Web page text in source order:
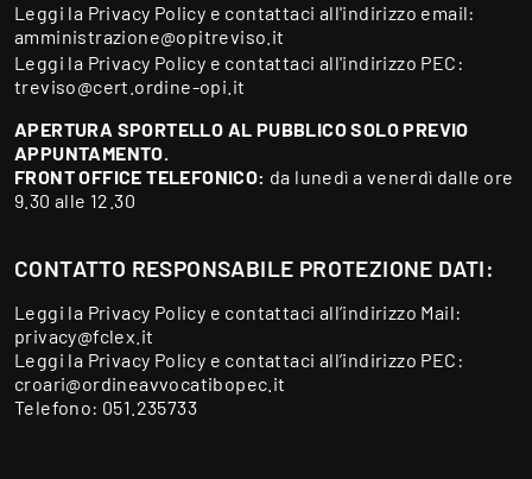
Leggi la Privacy Policy e contattaci all'indirizzo email:
amministrazione@opitreviso.it
Leggi la Privacy Policy e contattaci all'indirizzo PEC:
treviso@cert.ordine-opi.it
APERTURA SPORTELLO AL PUBBLICO SOLO PREVIO
APPUNTAMENTO.
FRONT OFFICE TELEFONICO: da lunedì a venerdì dalle ore
9.30 alle 12.30
CONTATTO RESPONSABILE PROTEZIONE DATI:
Leggi la Privacy Policy e contattaci all’indirizzo Mail:
privacy@fclex.it
Leggi la Privacy Policy e contattaci all’indirizzo PEC:
croari@ordineavvocatibopec.it
Telefono: 051.235733